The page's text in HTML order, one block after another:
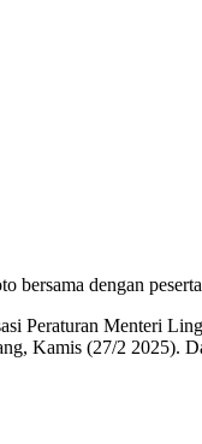
bersama dengan
Menteri
Kamis (27/2 2025).